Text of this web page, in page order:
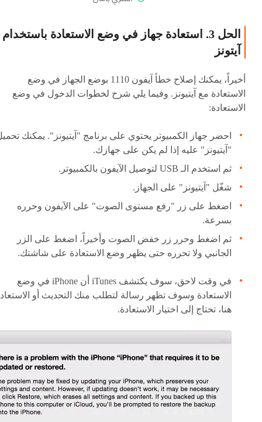
الحل 3. استعادة جهاز في وضع الاستعادة باستخدام
آيتونز
أخيراً، يمكنك إصلاح خطأ آيفون 1110 بوضع الجهاز في وضع
الاستعادة مع آيتيونز. وفيما يلي شرح لخطوات الدخول في وضع
الاستعادة:
احضر جهاز الكمبيوتر يحتوي على برنامج "آيتيونز". يمكنك
"آيتيونز" عليه إذا لم يكن على جهازك.
ثم استخدم الـ USB لتوصيل الآيفون بالكمبيوتر.
شغّل "آيتيونز" على الجهاز.
اضغط على زر "رفع مستوى الصوت" على الآيفون وحرره
بسرعة.
ثم اضغط وحرر زر خفض الصوت وأخيراً، اضغط على الزر
الجانبي ولا تحرره حتى يظهر وضع الاستعادة على شاشتك.
في وقت لاحق، سوف يكتشف iTunes أن iPhone في وضع
الاستعادة وسوف تظهر رسالة لتطلب منك التحديث أو
هنا، تحتاج إلى اختيار الاستعادة.